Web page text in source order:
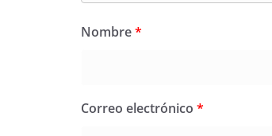
Nombre*
Correo electrónico *